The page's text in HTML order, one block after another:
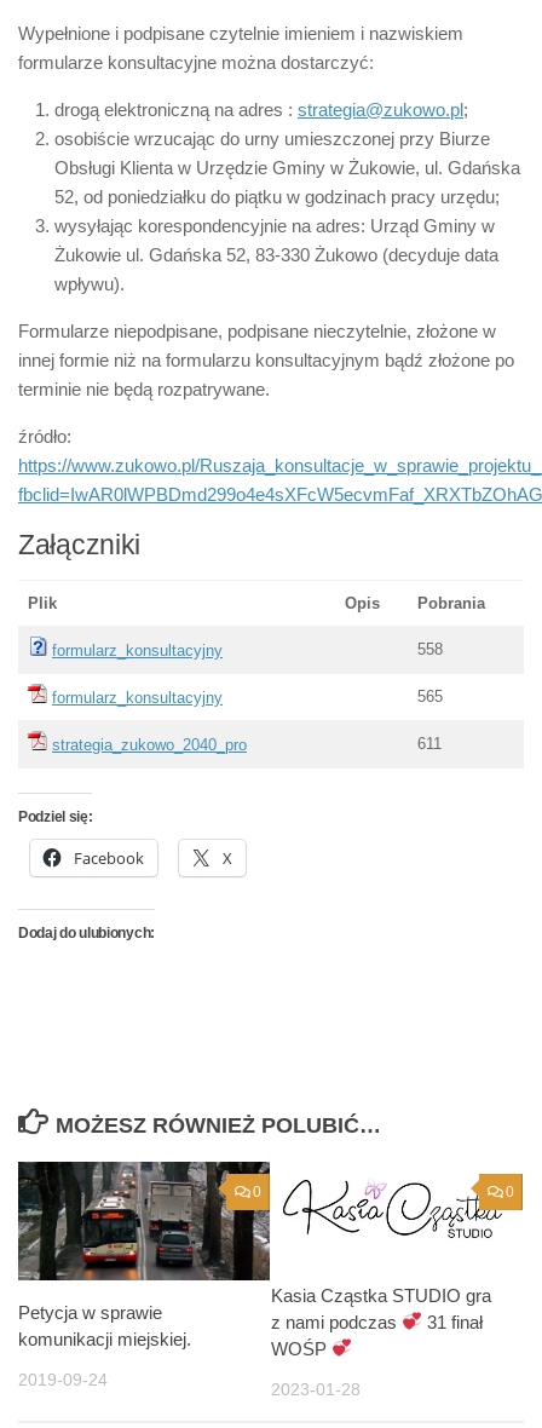
Wypełnione i podpisane czytelnie imieniem i nazwiskiem
formularze konsultacyjne można dostarczyć:
drogą elektroniczną na adres : strategia@zukowo.pl;
osobiście wrzucając do urny umieszczonej przy Biurze
Obsługi Klienta w Urzędzie Gminy w Żukowie, ul. Gdańska
52, od poniedziałku do piątku w godzinach pracy urzędu;
wysyłając korespondencyjnie na adres: Urząd Gminy w
Żukowie ul. Gdańska 52, 83-330 Żukowo (decyduje data
wpływu).
Formularze niepodpisane, podpisane nieczytelnie, złożone w
innej formie niż na formularzu konsultacyjnym bądź złożone po
terminie nie będą rozpatrywane.
źródło:
https://www.zukowo.pl/
Załączniki
Plik Opis Pobrania
formularz_konsultacyjny 558
formularz_konsultacyjny 565
strategia_zukowo_2040_pro 611
Podziel się:
Facebook X
Dodaj do ulubionych:
MOŻESZ RÓWNIEŻ POLUBIĆ…
0
Petycja w sprawie
komunikacji miejskiej.
2019-09-24
0
Kasia Cząstka STUDIO gra
z nami podczas
31 finał
WOŚP
2023-01-28